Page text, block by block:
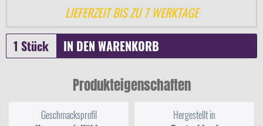
LIEFERZEIT BIS ZU 7 WERKTAGE
IN DEN WARENKORB
Produkteigenschaften
Geschmacksprofil
Hergestellt in